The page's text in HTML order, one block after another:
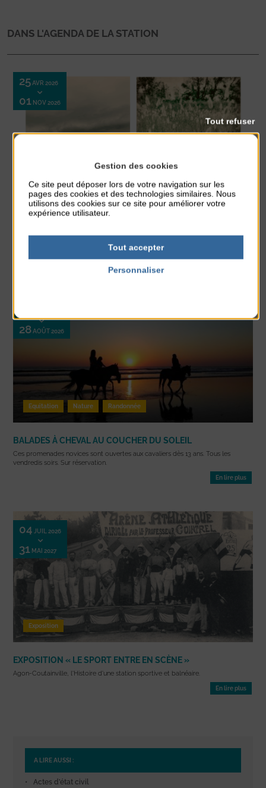
DANS L'AGENDA DE LA STATION
25 AVR 2026
01 NOV 2026
EXPOSITION « TERRE MARINE »
Alexandre s’inscrit comme prolongation sensible de son regard sur le monde
qui l’entoure. C’est une expression ...
En lire plus
28 AOÛT 2026
Equitation Nature Randonnée
BALADES À CHEVAL AU COUCHER DU SOLEIL
Ces promenades novices sont ouvertes aux cavaliers dès 13 ans. Tous les
vendredis soirs. Sur réservation.
En lire plus
04 JUIL 2026
31 MAI 2027
Exposition
EXPOSITION « LE SPORT ENTRE EN SCÈNE »
Agon-Coutainville, l'Histoire d'une station sportive et balnéaire.
En lire plus
A LIRE AUSSI :
Actes d’état civil
Gestion des cookies
Ce site peut déposer lors de votre navigation sur les
pages des cookies et des technologies similaires. Nous
utilisons des cookies sur ce site pour améliorer votre
expérience utilisateur.
Tout accepter
Tout refuser
Personnaliser